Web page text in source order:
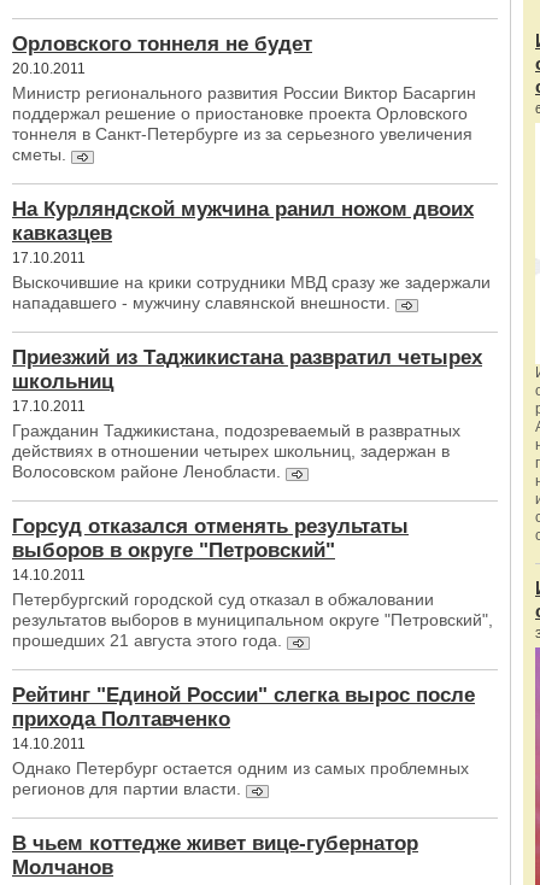
Орловского тоннеля не будет
20.10.2011
Министр регионального развития России Виктор Басаргин
поддержал решение о приостановке проекта Орловского
тоннеля в Санкт-Петербурге из за серьезного увеличения
сметы.
На Курляндской мужчина ранил ножом двоих
кавказцев
17.10.2011
Выскочившие на крики сотрудники МВД сразу же задержали
нападавшего - мужчину славянской внешности.
Приезжий из Таджикистана развратил четырех
школьниц
17.10.2011
Гражданин Таджикистана, подозреваемый в развратных
действиях в отношении четырех школьниц, задержан в
Волосовском районе Ленобласти.
Горсуд отказался отменять результаты
выборов в округе "Петровский"
14.10.2011
Петербургский городской суд отказал в обжаловании
результатов выборов в муниципальном округе "Петровский",
прошедших 21 августа этого года.
Рейтинг "Единой России" слегка вырос после
прихода Полтавченко
14.10.2011
Однако Петербург остается одним из самых проблемных
регионов для партии власти.
В чьем коттедже живет вице-губернатор
Молчанов